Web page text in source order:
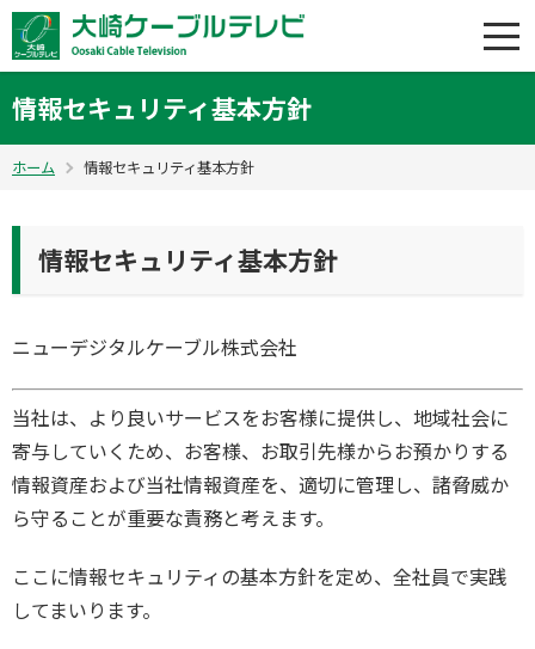
情報セキュリティ基本方針
ホーム 情報セキュリティ基本方針
情報セキュリティ基本方針
ニューデジタルケーブル株式会社
当社は、より良いサービスをお客様に提供し、地域社会に
寄与していくため、お客様、お取引先様からお預かりする
情報資産および当社情報資産を、適切に管理し、諸脅威か
ら守ることが重要な責務と考えます。
ここに情報セキュリティの基本方針を定め、全社員で実践
してまいります。